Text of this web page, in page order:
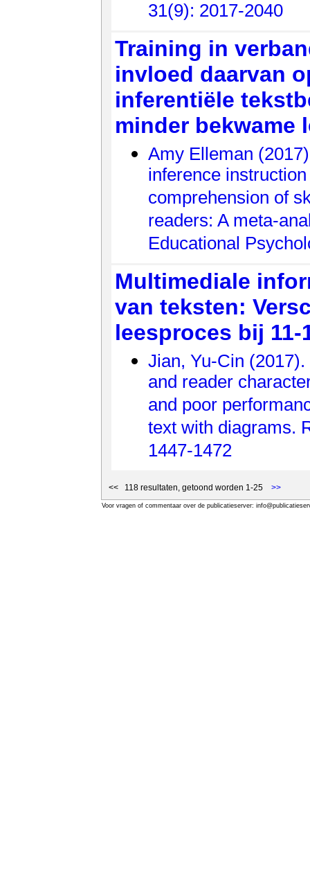
31(9): 2017-2040
Training in
invloed daarvan
inferentiële
minder bekwame
Amy Elleman
inference
comprehension of
readers: A meta-
Educational
Multimediale
van teksten:
leesproces bij
Jian, Yu-Cin
and reader
and poor
text with diagrams.
1447-1472
<< 118 resultaten, getoond worden 1-25 >>
Voor vragen of commentaar over de publicatieserver: